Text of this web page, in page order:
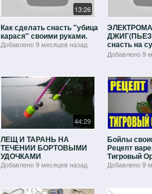
13:26
Как сделать снасть "убица
карася" своими руками.
Добавлено9 месяцев назад снасть на
своими
Добавлено9
44:29
ЛЕЩ И ТАРАНЬ НА
ТЕЧЕНИИ БОРТОВЫМИ
УДОЧКАМИ
Добавлено9 месяцев назад
Бойлы
Рецепт
Тигровый
Добавлено9